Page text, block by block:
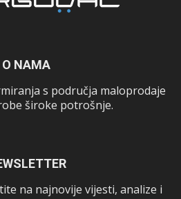
O NAMA
s područja maloprodaje
široke potrošnje.
na najnovije vijesti, analize i